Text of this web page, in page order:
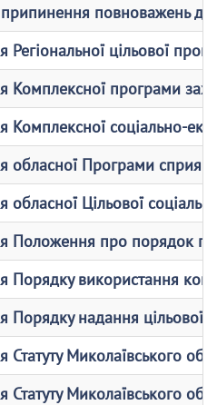
повноважень
цільової
Комплексної програми
Комплексної соціально-
обласної Програми
обласної Цільової
Положення про порядок
Порядку використання
Порядку надання цільової
Миколаївського
Миколаївського